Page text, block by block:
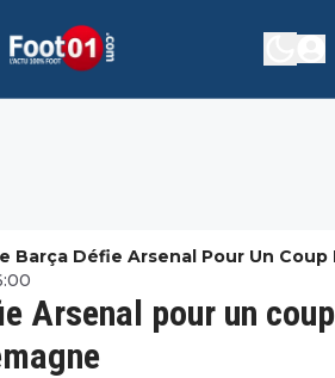
Barça Défie Arsenal Pour Un Coup
En Allemagne
Arsenal pour un